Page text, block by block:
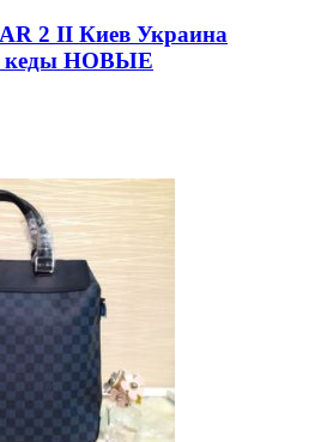
2 II Киев Украина
кеды НОВЫЕ